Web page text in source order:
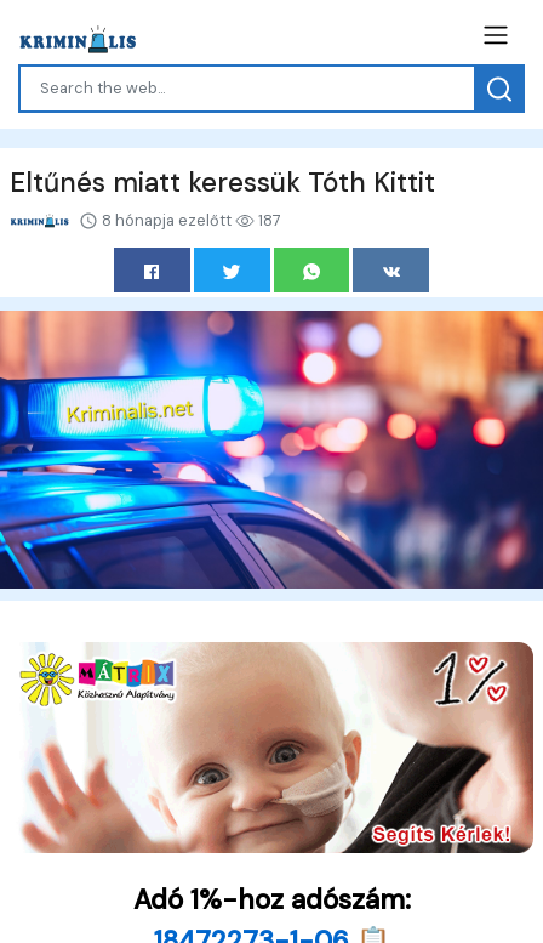
Eltűnés miatt keressük Tóth Kittit
8 hónapja ezelőtt 187
Adó 1%-hoz adószám: